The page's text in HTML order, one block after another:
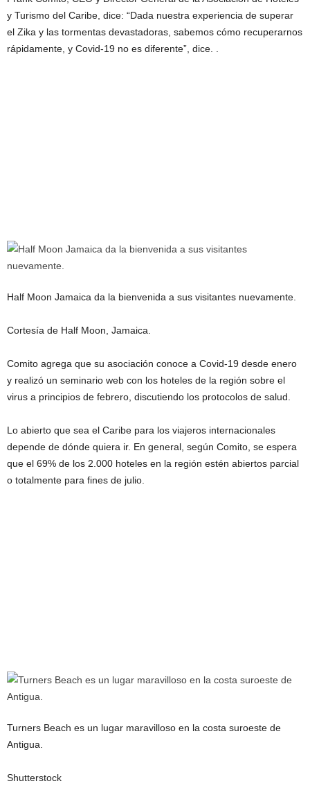
y Turismo del Caribe, dice: “Dada nuestra experiencia de superar
el Zika y las tormentas devastadoras, sabemos cómo recuperarnos
rápidamente, y Covid-19 no es diferente”, dice. .
Half Moon Jamaica da la bienvenida a sus visitantes nuevamente.
Cortesía de Half Moon, Jamaica.
Comito agrega que su asociación conoce a Covid-19 desde enero
y realizó un seminario web con los hoteles de la región sobre el
virus a principios de febrero, discutiendo los protocolos de salud.
Lo abierto que sea el Caribe para los viajeros internacionales
depende de dónde quiera ir. En general, según Comito, se espera
que el 69% de los 2.000 hoteles en la región estén abiertos parcial
o totalmente para fines de julio.
Turners Beach es un lugar maravilloso en la costa suroeste de
Antigua.
Shutterstock